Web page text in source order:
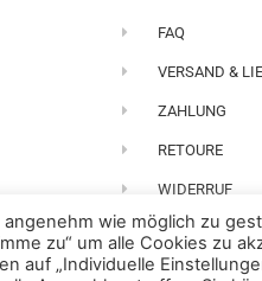
FAQ
VERSAND &
ZAHLUNG
RETOURE
WIDERRUF
wie möglich zu
zu“ um alle Cookies zu
auf „Individuelle